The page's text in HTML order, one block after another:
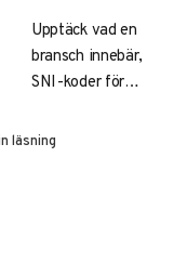
Upptäck vad en
bransch innebär,
SNI-koder för
kollektivavtal i
läsning